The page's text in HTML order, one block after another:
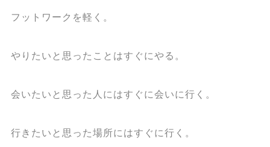
フットワークを軽く。
やりたいと思ったことはすぐにやる。
会いたいと思った人にはすぐに会いに行く。
行きたいと思った場所にはすぐに行く。